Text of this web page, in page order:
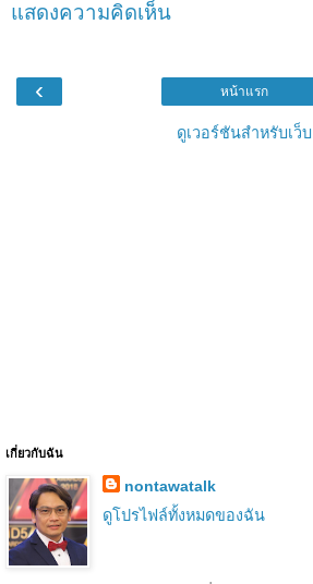
แสดงความคิดเห็น
‹ หน้าแรก
ดูเวอร์ชันสำหรับเว็บ
เกี่ยวกับฉัน
nontawatalk
ดูโปรไฟล์ทั้งหมดของฉัน